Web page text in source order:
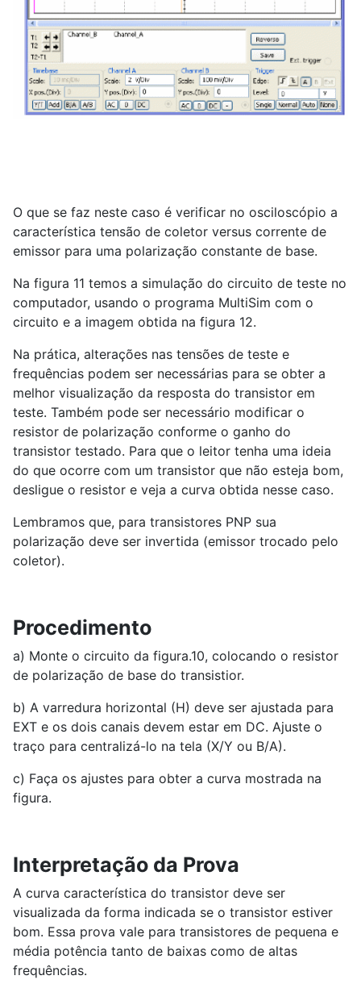
O que se faz neste caso é verificar no osciloscópio a
característica tensão de coletor versus corrente de
emissor para uma polarização constante de base.
Na figura 11 temos a simulação do circuito de teste no
computador, usando o programa MultiSim com o
circuito e a imagem obtida na figura 12.
Na prática, alterações nas tensões de teste e
frequências podem ser necessárias para se obter a
melhor visualização da resposta do transistor em
teste. Também pode ser necessário modificar o
resistor de polarização conforme o ganho do
transistor testado. Para que o leitor tenha uma ideia
do que ocorre com um transistor que não esteja bom,
desligue o resistor e veja a curva obtida nesse caso.
Lembramos que, para transistores PNP sua
polarização deve ser invertida (emissor trocado pelo
coletor).
Procedimento
a) Monte o circuito da figura.10, colocando o resistor
de polarização de base do transistior.
b) A varredura horizontal (H) deve ser ajustada para
EXT e os dois canais devem estar em DC. Ajuste o
traço para centralizá-lo na tela (X/Y ou B/A).
c) Faça os ajustes para obter a curva mostrada na
figura.
Interpretação da Prova
A curva característica do transistor deve ser
visualizada da forma indicada se o transistor estiver
bom. Essa prova vale para transistores de pequena e
média potência tanto de baixas como de altas
frequências.